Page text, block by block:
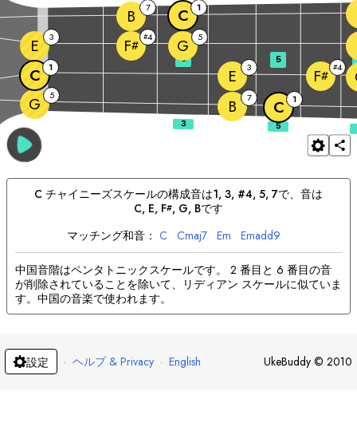
G 5
B 7 C 1
C 1 E 3 F#
#4
E 3 F#
#4 G 5
B 7 C 1
3 5
C チャイニーズスケールの構成音は1, 3, #4, 5, 7で、音は
C, E, F#, G, Bです
マッチング和音： C Cmaj7 Em Emadd9
中国音階はペンタトニックスケールです。 2 番目と 6 番目の音
が削除されていることを除いて、リディアン スケールに似ていま
す。中国の音楽で使われます。
設定 · ヘルプ & Privacy · English UkeBuddy © 2010